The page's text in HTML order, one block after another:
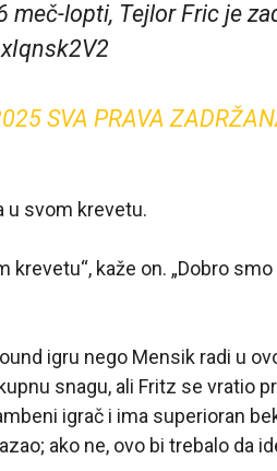
lopti, Tejlor Fric je
SVA PRAVA
u svom krevetu.
kaže on. „Dobro
igru nego Mensik radi u
snagu, ali Fritz se vratio
igrač i ima superioran
ako ne, ovo bi trebalo da